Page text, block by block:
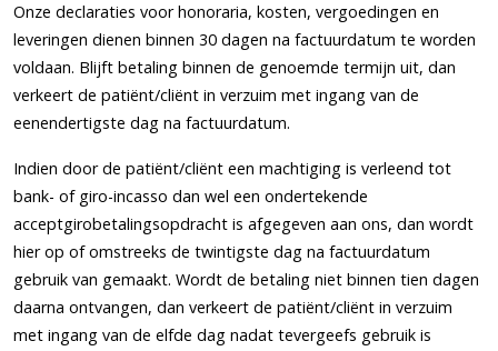
Onze declaraties voor honoraria, kosten, vergoedingen en
leveringen dienen binnen 30 dagen na factuurdatum te worden
voldaan. Blijft betaling binnen de genoemde termijn uit, dan
verkeert de patiënt/cliënt in verzuim met ingang van de
eenendertigste dag na factuurdatum.
Indien door de patiënt/cliënt een machtiging is verleend tot
bank- of giro-incasso dan wel een ondertekende
acceptgirobetalingsopdracht is afgegeven aan ons, dan wordt
hier op of omstreeks de twintigste dag na factuurdatum
gebruik van gemaakt. Wordt de betaling niet binnen tien dagen
daarna ontvangen, dan verkeert de patiënt/cliënt in verzuim
met ingang van de elfde dag nadat tevergeefs gebruik is